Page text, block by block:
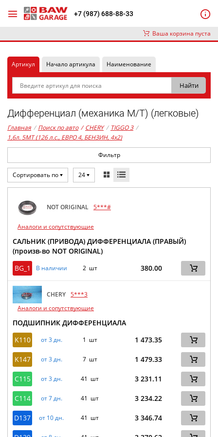
+7 (987) 688-88-33
Ваша корзина пуста
Артикул Начало артикула Наименование
Дифференциал (механика М/Т) (легковые)
Главная / Поиск по авто / CHERY / TIGGO 3 /
1,6л. 5MT (126 л.с., ЕВРО 4, БЕНЗИН, 4x2)
Фильтр
Сортировать по 24
NOT ORIGINAL 5***#
Аналоги и сопутствующие
САЛЬНИК (ПРИВОДА) ДИФФЕРЕНЦИАЛА (ПРАВЫЙ)
(произв-во NOT ORIGINAL)
BG_1
В наличии 2 шт 380.00
CHERY 5***3
Аналоги и сопутствующие
ПОДШИПНИК ДИФФЕРЕНЦИАЛА
K110
от 3 дн. 1 шт 1 473.35
K147 от 3 дн. 7 шт 1 479.33
C115 от 3 дн. 41 шт 3 231.11
C114 от 7 дн. 41 шт 3 234.22
D137 от 10 дн. 41 шт 3 346.74